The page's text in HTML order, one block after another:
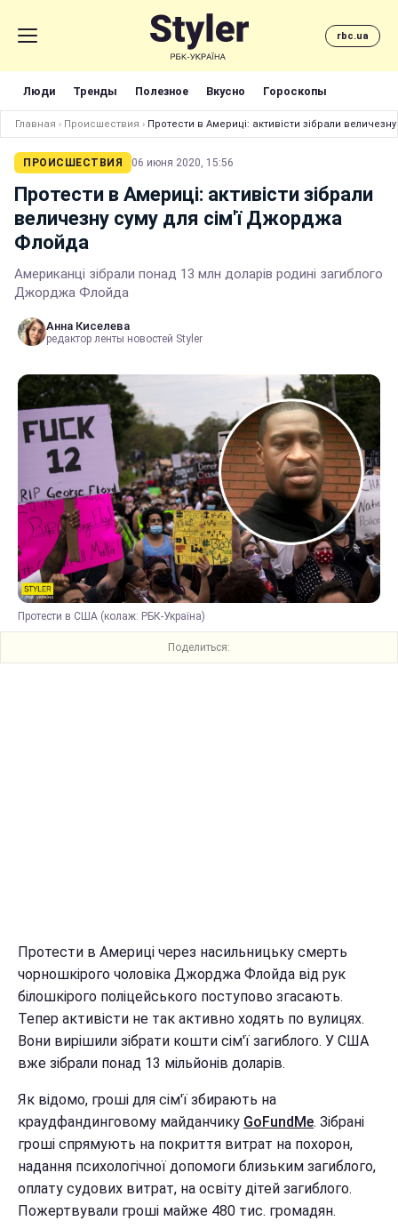
rbc.ua
Люди Тренды Полезное Вкусно Гороскопы
Главная › Происшествия › Протести в Америці: активісти зібрали
ПРОИСШЕСТВИЯ 06 июня 2020, 15:56
Протести в Америці: активісти зібрали
величезну суму для сім'ї Джорджа
Флойда
Американці зібрали понад 13 млн доларів родині загиблого
Джорджа Флойда
Анна Киселева
редактор ленты новостей Styler
Протести в США (колаж: РБК-Україна)
Поделиться:
Протести в Америці через насильницьку смерть
чорношкірого чоловіка Джорджа Флойда від рук
білошкірого поліцейського поступово згасають.
Тепер активісти не так активно ходять по вулицях.
Вони вирішили зібрати кошти сім'ї загиблого. У США
вже зібрали понад 13 мільйонів доларів.
Як відомо, гроші для сім'ї збирають на
краудфандинговому майданчику GoFundMe. Зібрані
гроші спрямують на покриття витрат на похорон,
надання психологічної допомоги близьким загиблого,
оплату судових витрат, на освіту дітей загиблого.
Пожертвували гроші майже 480 тис. громадян.